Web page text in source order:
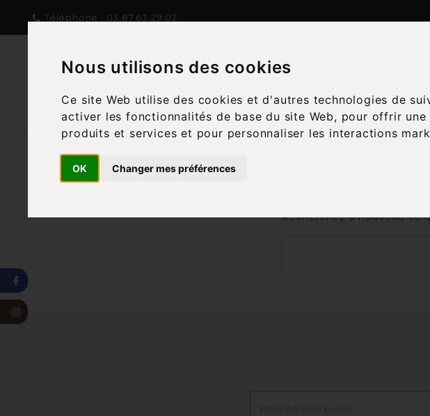
Nous utilisons des cookies
Ce site Web utilise des cookies et d'autres technologies de
activer les fonctionnalités de base du site Web, pour offrir une
produits et services et pour personnaliser les interactions
OK Changer mes préférences
 Téléphone : 03.87.63.29.02
Recherchez à nouveau ce